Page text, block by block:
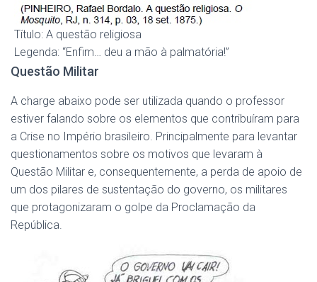
Título: A questão religiosa
Legenda: “Enfim… deu a mão à palmatória!”
Questão Militar
A charge abaixo pode ser utilizada quando o professor
estiver falando sobre os elementos que contribuíram para
a Crise no Império brasileiro. Principalmente para levantar
questionamentos sobre os motivos que levaram à
Questão Militar e, consequentemente, a perda de apoio de
um dos pilares de sustentação do governo, os militares
que protagonizaram o golpe da Proclamação da
República.